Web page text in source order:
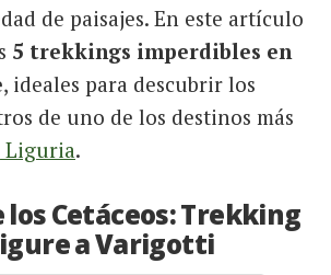
de paisajes. En este artículo
5 trekkings imperdibles en
, ideales para descubrir los
de uno de los destinos más
Liguria.
los Cetáceos: Trekking
a Varigotti